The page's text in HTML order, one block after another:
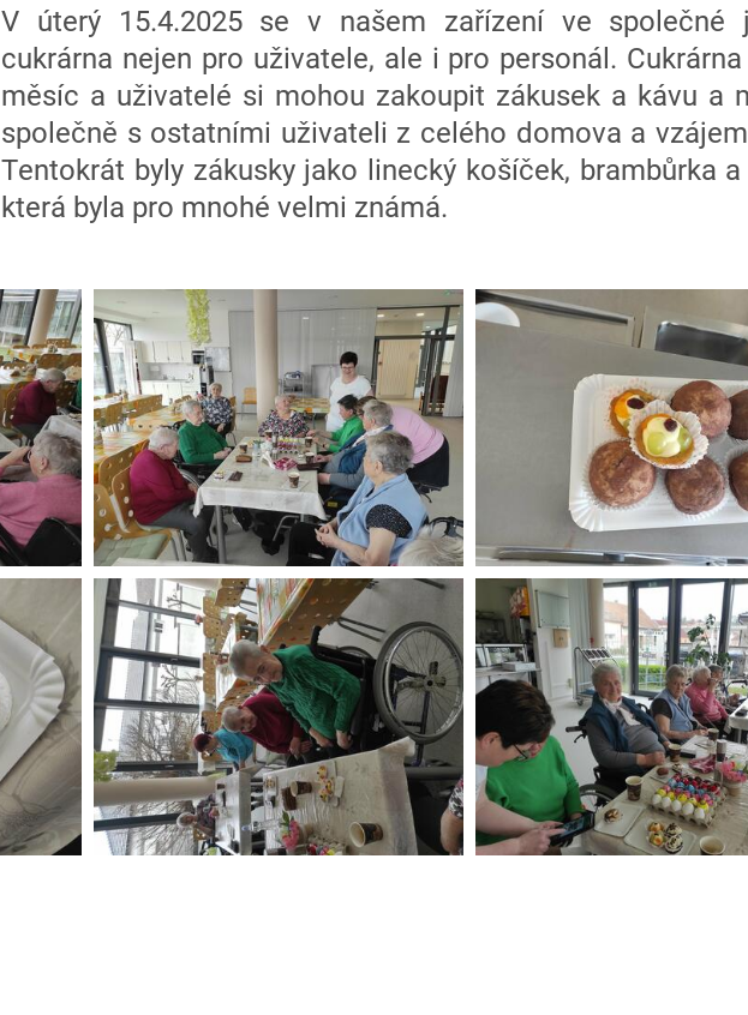
V úterý 15.4.2025 se v našem zařízení ve společné
cukrárna nejen pro uživatele, ale i pro personál.
měsíc a uživatelé si mohou zakoupit zákusek a kávu a
společně s ostatními uživateli z celého domova a
Tentokrát byly zákusky jako linecký košíček, brambůrka a
která byla pro mnohé velmi známá.